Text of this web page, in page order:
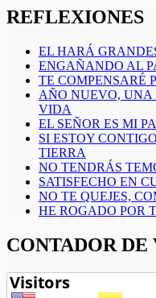
REFLEXIONES
EL HARÁ
ENGAÑANDO AL
TE COMPENSARÉ
AÑO NUEVO, UNA
VIDA
EL SEÑOR ES MI
SI ESTOY
TIERRA
NO TENDRÁS
SATISFECHO EN
NO TE QUEJES,
HE ROGADO POR
CONTADOR DE